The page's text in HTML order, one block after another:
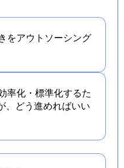
をアウトソーシング
率化・標準化するた
、どう進めればいい